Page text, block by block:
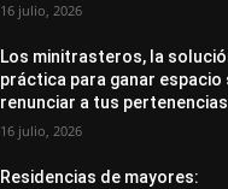
16 julio, 2026
Los minitrasteros, la
práctica para ganar espacio
renunciar a tus pertenencias
16 julio, 2026
Residencias de mayores: